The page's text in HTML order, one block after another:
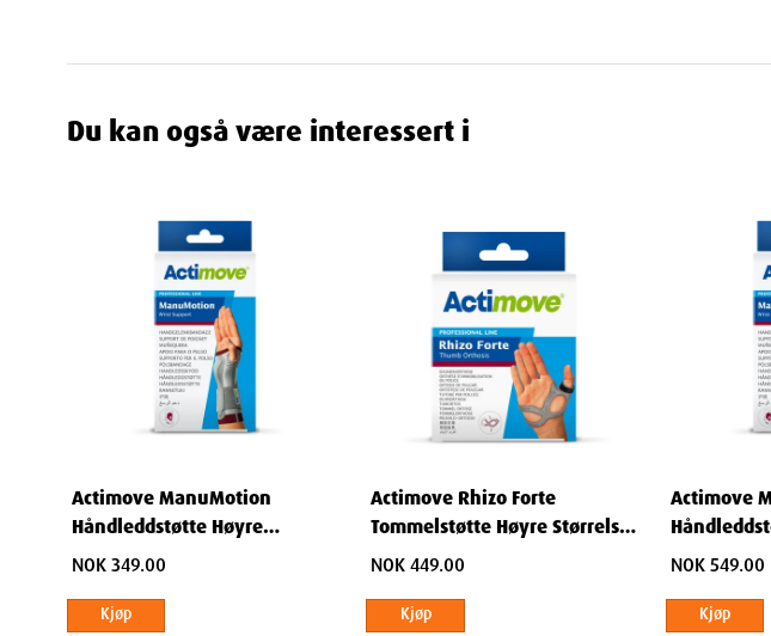
bredde og lengde.
Størrelse Medium (23-25 cm): Mål rundt underarmen, 12 cm under albuen,
Tilgjengelige størrelser:
Actimove EpiMotion Albuestøtte
finnes i størrelsene XXS, XS, S, M, L, XL og
måleskjema for å finne den perfekte passformen:Måleskjema
Egenskaper
: Actimove EpiMotion albuestøtte str M 1 stk
Leverandør
Varenummer: 852122
Du kan også være interessert i
Actimove ManuMotion
Håndleddstøtte Høyre
Størrelse Small 1 stk
NOK 349.00
Kjøp
Actimove Rhizo Forte
Tommelstøtte Høyre Størrelse
Medium 1 stk
NOK 449.00
Kjøp
Actimove
Størrelse
NOK 549.00
Kjøp